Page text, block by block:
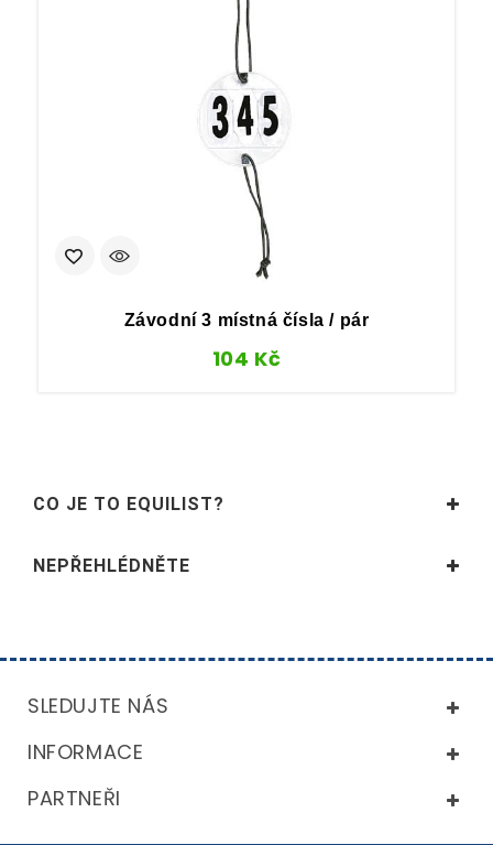
Závodní 3 místná čísla / pár
104 Kč
CO JE TO EQUILIST?
NEPŘEHLÉDNĚTE
SLEDUJTE NÁS
INFORMACE
PARTNEŘI